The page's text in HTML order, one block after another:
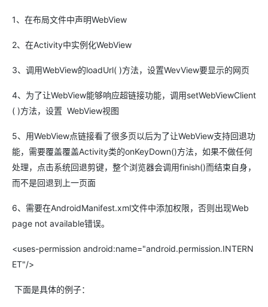
1、在布局文件中声明WebView
2、在Activity中实例化WebView
3、调用WebView的loadUrl( )方法，设置WevView要显示的网页
4、为了让WebView能够响应超链接功能，调用setWebViewClient
( )方法，设置 WebView视图
5、用WebView点链接看了很多页以后为了让WebView支持回退功
能，需要覆盖覆盖Activity类的onKeyDown()方法，如果不做任何
处理，点击系统回退剪键，整个浏览器会调用finish()而结束自身，
而不是回退到上一页面
6、需要在AndroidManifest.xml文件中添加权限，否则出现Web
page not available错误。
<uses-permission android:name="android.permission.INTERN
ET"/>
下面是具体的例子：